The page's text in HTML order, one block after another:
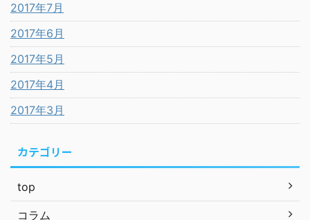
2017年7月
2017年6月
2017年5月
2017年4月
2017年3月
カテゴリー
top
コラム